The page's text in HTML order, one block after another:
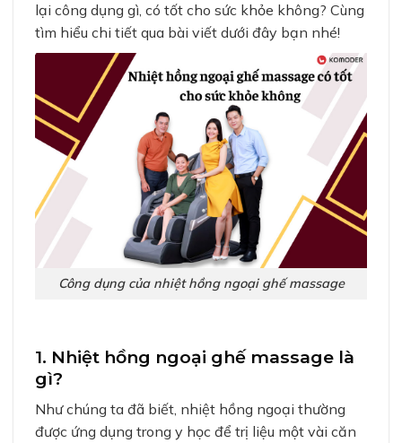
lại công dụng gì, có tốt cho sức khỏe không? Cùng
tìm hiểu chi tiết qua bài viết dưới đây bạn nhé!
Công dụng của nhiệt hồng ngoại ghế massage
1. Nhiệt hồng ngoại ghế massage là
gì?
Như chúng ta đã biết, nhiệt hồng ngoại thường
được ứng dụng trong y học để trị liệu một vài căn